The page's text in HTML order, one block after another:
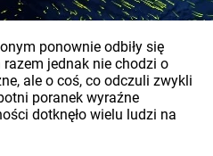
ponownie odbiły się
razem jednak nie chodzi o
ale o coś, co odczuli zwykli
poranek wyraźne
dotknęło wielu ludzi na